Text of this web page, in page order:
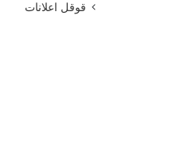
قوقل اعلانات